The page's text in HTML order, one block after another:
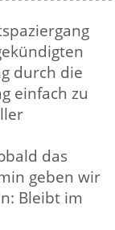
durch die
einfach zu
das
geben wir
Bleibt im